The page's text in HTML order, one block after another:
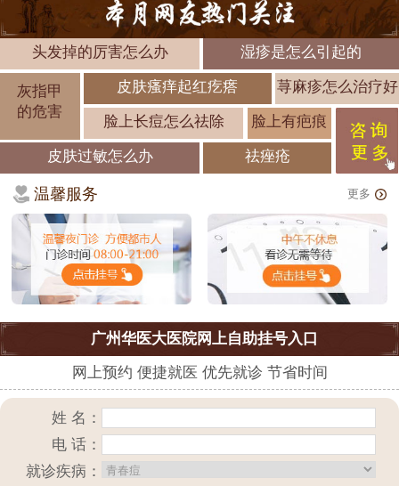
头发掉的厉害怎么办 湿疹是怎么引起的
灰指甲
的危害
皮肤瘙痒起红疙瘩 荨麻疹怎么治疗好
脸上长痘怎么祛除 脸上有疤痕
皮肤过敏怎么办 祛痤疮
温馨服务 更多
广州华医大医院网上自助挂号入口
网上预约 便捷就医 优先就诊 节省时间
姓 名：
电 话：
就诊疾病：